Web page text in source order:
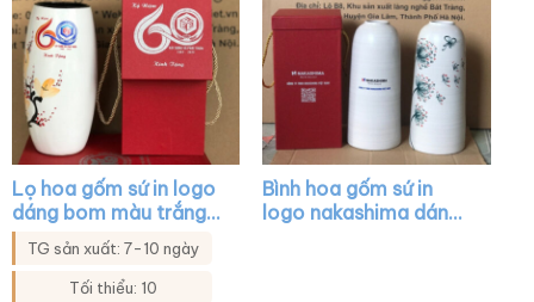
Lọ hoa gốm sứ in logo
dáng bom màu trắng
họa tiết mai đào XG-
LH29
TG sản xuất: 7-10 ngày
Tối thiểu: 10
Bình hoa gốm sứ in
logo nakashima dáng